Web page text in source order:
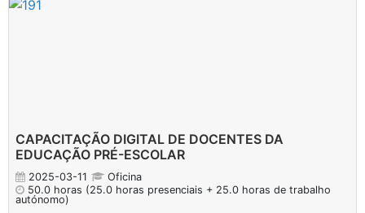
CAPACITAÇÃO DIGITAL DE DOCENTES DA
EDUCAÇÃO PRÉ-ESCOLAR
2025-03-11
Oficina
50.0 horas (25.0 horas presenciais + 25.0 horas de trabalho
autónomo)